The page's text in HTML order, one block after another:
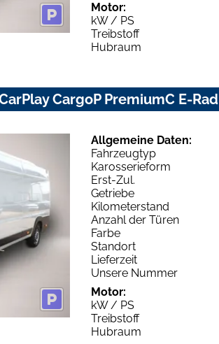
Motor:
kW / PS
Treibstoff
Hubraum
CargoP PremiumC E-Rad
Allgemeine Daten:
Fahrzeugtyp
Karosserieform
Erst-Zul.
Getriebe
Kilometerstand
Anzahl der Türen
Farbe
Standort
Lieferzeit
Unsere Nummer
Motor:
kW / PS
Treibstoff
Hubraum